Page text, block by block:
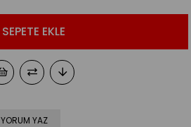
YORUM YAZ